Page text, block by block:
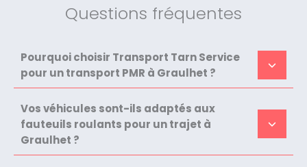
Questions fréquentes
Pourquoi choisir Transport Tarn Service
pour un transport PMR à Graulhet ?
Vos véhicules sont-ils adaptés aux
fauteuils roulants pour un trajet à
Graulhet ?